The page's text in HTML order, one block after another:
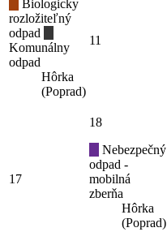
Biologicky
rozložiteľný
odpad
Komunálny
odpad
Hôrka
(Poprad)
11
17
18
Nebezpečný
odpad -
mobilná
zberňa
Hôrka
(Poprad)